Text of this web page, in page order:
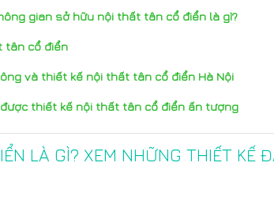
gian sở hữu nội thất tân cổ điển là gì?
tân cổ điển
và thiết kế nội thất tân cổ điển Hà Nội
thiết kế nội thất tân cổ điển ấn tượng
LÀ GÌ? XEM NHỮNG THIẾT KẾ